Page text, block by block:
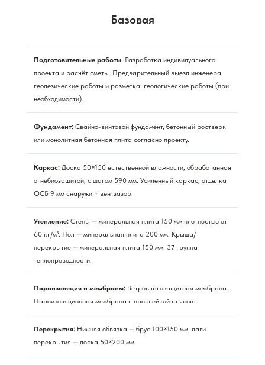
Базовая
Подготовительные работы: Разработка индивидуального
проекта и расчёт сметы. Предварительный выезд инженера,
геодезические работы и разметка, геологические работы (при
необходимости).
Фундамент: Свайно-винтовой фундамент, бетонный ростверк
или монолитная бетонная плита согласно проекту.
Каркас: Доска 50×150 естественной влажности, обработанная
огнебиозащитой, с шагом 590 мм. Усиленный каркас, отделка
ОСБ 9 мм снаружи + вентзазор.
Утепление: Стены — минеральная плита 150 мм плотностью от
60 кг/м³. Пол — минеральная плита 200 мм. Крыша/
перекрытие — минеральная плита 150 мм. 37 группа
теплопроводности.
Пароизоляция и мембраны: Ветровлагозащитная мембрана.
Пароизоляционная мембрана с проклейкой стыков.
Перекрытия: Нижняя обвязка — брус 100×150 мм, лаги
перекрытия — доска 50×200 мм.